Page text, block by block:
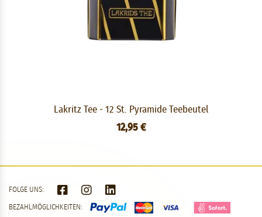
Lakritz Tee - 12 St. Pyramide Teebeutel
12,95 €
FOLGE UNS:
BEZAHLMÖGLICHKEITEN: